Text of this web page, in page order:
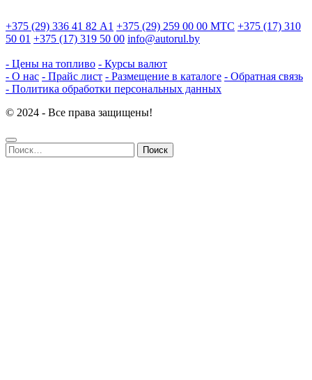
+375 (29) 336 41 82 А1 +375 (29) 259 00 00 МТС +375 (17) 310
50 01 +375 (17) 319 50 00 info@autorul.by
- Цены на топливо - Курсы валют
- О нас - Прайс лист - Размещение в каталоге - Обратная связь
- Политика обработки персональных данных
© 2024 - Все права защищены!
Найти: